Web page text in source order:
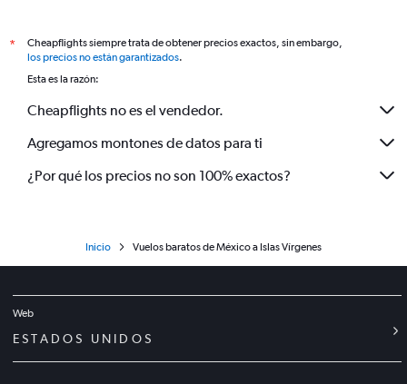
*
Cheapflights siempre trata de obtener precios exactos, sin embargo,
los precios no están garantizados.
Esta es la razón:
Cheapflights no es el vendedor.
Agregamos montones de datos para ti
¿Por qué los precios no son 100% exactos?
Inicio Vuelos baratos de México a Islas Vírgenes
Web
ESTADOS UNIDOS